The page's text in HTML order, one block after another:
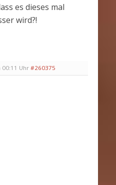
es dieses mal
wird?!
00:11 Uhr #260375